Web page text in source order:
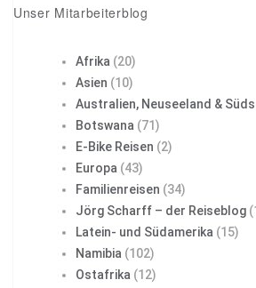
Unser Mitarbeiterblog
Afrika (20)
Asien (10)
Australien, Neuseeland &
Botswana (71)
E-Bike Reisen (2)
Europa (43)
Familienreisen (34)
Jörg Scharff – der Reiseblog
Latein- und Südamerika (15)
Namibia (102)
Ostafrika (12)